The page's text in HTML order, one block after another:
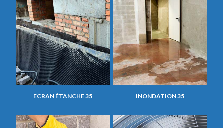
ECRAN ÉTANCHE 35 INONDATION 35